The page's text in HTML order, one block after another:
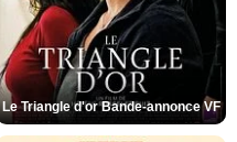
Le Triangle d'or Bande-annonce VF